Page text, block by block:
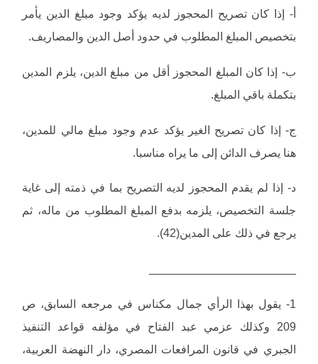
أ- إذا كان تصريح المحجوز لديه يؤكد وجود مبلغ الدين يأمر
بتخصيص المبلغ المطلوب في حدود أصل الدين والمصاريف.
ب- إذا كان المبلغ المحجوز أقل من مبلغ الدين، يلزم المدين
بتكملة باقي المبلغ.
ج- إذا كان تصريح الغير يؤكد عدم وجود مبلغ مالي للمدين،
هنا يصرف الدائن إلى ما يراه مناسبا.
د- إذا لم يقدم المحجوز لديه التصريح بما في ذمته إلى غاية
جلسة التخصيص، يلزمه بدفع المبلغ المطلوب من ماله، ثم
يرجع في ذلك على المدين(42).
1- يقول بهذا الرأي جمال مكناس في مرجعه السابق، ص
209 وكذلك عزمي عبد الفتاح في مؤلفه قواعد التنفيذ
الجبري في قانون المرافعات المصري، دار النهضة العربية،